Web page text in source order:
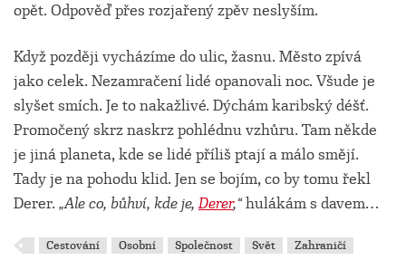
opět. Odpověď přes rozjařený zpěv neslyším.
Když později vycházíme do ulic, žasnu. Město zpívá
jako celek. Nezamračení lidé opanovali noc. Všude je
slyšet smích. Je to nakažlivé. Dýchám karibský déšť.
Promočený skrz naskrz pohlédnu vzhůru. Tam někde
je jiná planeta, kde se lidé příliš ptají a málo smějí.
Tady je na pohodu klid. Jen se bojím, co by tomu řekl
Derer. „Ale co, bůhví, kde je,Derer,“hulákám s davem…
Cestování Osobní Společnost Svět Zahraničí